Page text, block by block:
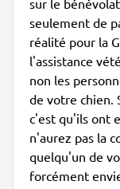
sur le
seulement de
réalité pour la
l'assistance
non les
de votre chien.
c'est qu'ils ont
n'aurez pas la
quelqu'un de
forcément